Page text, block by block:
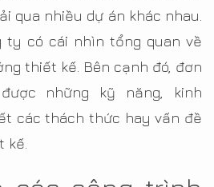
qua nhiều dự án khác nhau.
ty có cái nhìn tổng quan về
thiết kế. Bên cạnh đó, đơn
những kỹ năng, kinh
các thách thức hay vấn đề
kế.